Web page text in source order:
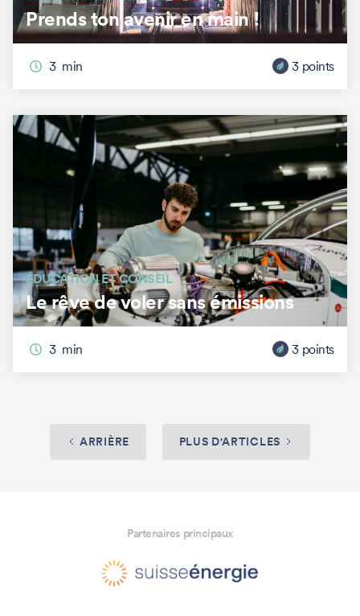
Prends ton avenir en main !
3 min 3 points
ÉDUCATION ET CONSEIL
Le rêve de voler sans émissions
3 min 3 points
ARRIÈRE PLUS D'ARTICLES
Partenaires principaux